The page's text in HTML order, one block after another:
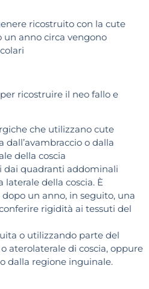
ricostruito con la cute
un anno circa vengono
ricostruire il neo fallo e
che utilizzano cute
dall’avambraccio o dalla
della coscia
dai quadranti addominali
laterale della coscia. È
un anno, in seguito, una
rigidità ai tessuti del
o utilizzando parte del
aterolaterale di coscia, oppure
dalla regione inguinale.